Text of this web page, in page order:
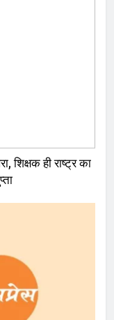
शिक्षक ही राष्ट्र का